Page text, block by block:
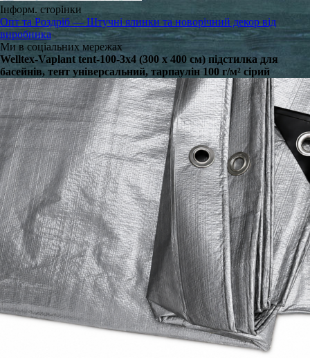
Інформ. сторінки
Опт та Роздріб — Штучні ялинки та новорічний декор від
виробника
Ми в соціальних мережах
Welltex-Vaplant tent-100-3x4 (300 x 400 см) підстилка для
басейнів, тент універсальний, тарпаулін 100 г/м² сірий